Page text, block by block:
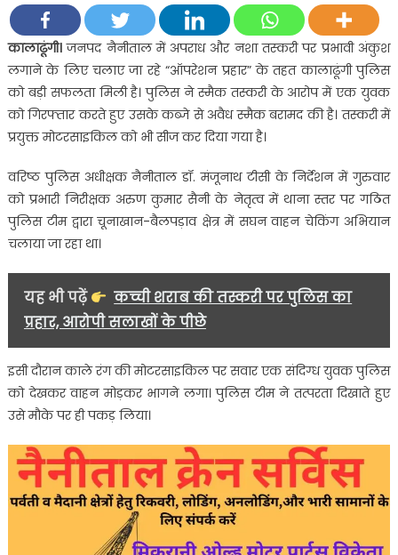
संदिग्ध
युवक
को
रोकने
पर
खुला
का
राज,
स्मैक
कालाढूंगी।जनपद नैनीताल में अपराध और नशा तस्करी पर प्रभावी अंकुश
लगाने के लिए चलाए जा रहे “ऑपरेशन प्रहार” के तहत कालाढूंगी पुलिस
को बड़ी सफलता मिली है। पुलिस ने स्मैक तस्करी के आरोप में एक युवक
को गिरफ्तार करते हुए उसके कब्जे से अवैध स्मैक बरामद की है। तस्करी में
प्रयुक्त मोटरसाइकिल को भी सीज कर दिया गया है।
वरिष्ठ पुलिस अधीक्षक नैनीताल डॉ. मंजूनाथ टीसी के निर्देशन में गुरुवार
को प्रभारी निरीक्षक अरुण कुमार सैनी के नेतृत्व में थाना स्तर पर गठित
पुलिस टीम द्वारा चूनाखान-बैलपड़ाव क्षेत्र में सघन वाहन चेकिंग अभियान
चलाया जा रहा था।
यह भी पढ़ें
कच्ची शराब की तस्करी पर पुलिस का
प्रहार, आरोपी सलाखों के पीछे
इसी दौरान काले रंग की मोटरसाइकिल पर सवार एक संदिग्ध युवक पुलिस
को देखकर वाहन मोड़कर भागने लगा। पुलिस टीम ने तत्परता दिखाते हुए
उसे मौके पर ही पकड़ लिया।